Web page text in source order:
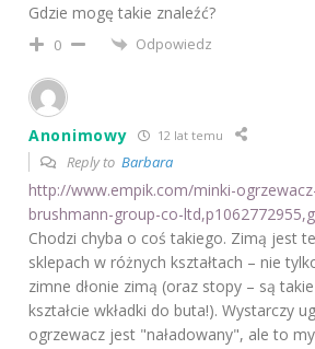
Gdzie mogę takie znaleźć?
0 Odpowiedz
Anonimowy 12 lat temu
Reply to Barbara
http://www.empik.com/minki-
brushmann-group-co-
Chodzi chyba o coś takiego. Zimą jest
sklepach w różnych kształtach – nie
zimne dłonie zimą (oraz stopy – są
kształcie wkładki do buta!). Wystarczy
ogrzewacz jest "naładowany", ale to